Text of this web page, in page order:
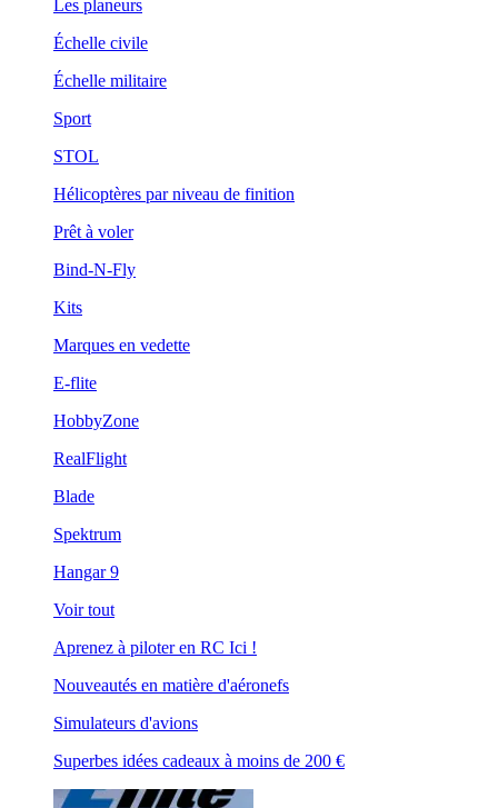
Les planeurs
Échelle civile
Échelle militaire
Sport
STOL
Hélicoptères par niveau de finition
Prêt à voler
Bind-N-Fly
Kits
Marques en vedette
E-flite
HobbyZone
RealFlight
Blade
Spektrum
Hangar 9
Voir tout
Aprenez à piloter en RC Ici !
Nouveautés en matière d'aéronefs
Simulateurs d'avions
Superbes idées cadeaux à moins de 200 €